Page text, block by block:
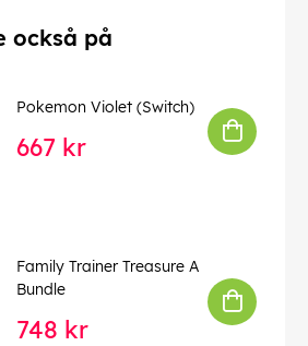
också på
Pokemon Violet (Switch)
667 kr
Family Trainer Treasure A
Bundle
748 kr